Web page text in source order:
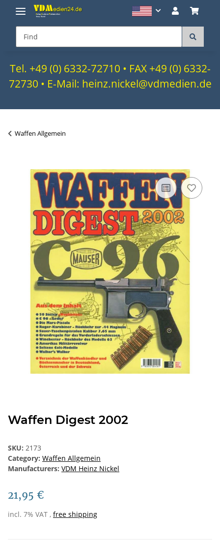
Tel. +49 (0) 6332-72710 • FAX +49 (0) 6332-
72730 • E-Mail: heinz.nickel@vdmedien.de
Waffen Allgemein
Waffen Digest 2002
SKU: 2173
Category: Waffen Allgemein
Manufacturers: VDM Heinz Nickel
21,95 €
incl. 7% VAT , free shipping